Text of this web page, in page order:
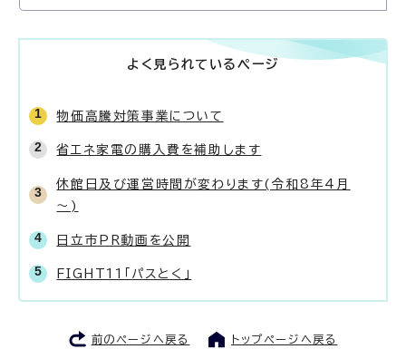
よく見られているページ
物価高騰対策事業について
省エネ家電の購入費を補助します
休館日及び運営時間が変わります(令和8年4月
～)
日立市PR動画を公開
FIGHT11「パスとく」
前のページへ戻る トップページへ戻る